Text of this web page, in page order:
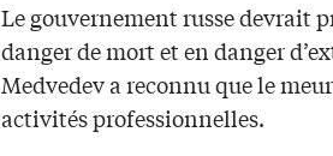
Le gouvernement russe devrait
danger de mort et en danger
Medvedev a reconnu que le
activités professionnelles.